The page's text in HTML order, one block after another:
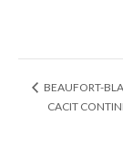
BEAUFORT-
CACIT